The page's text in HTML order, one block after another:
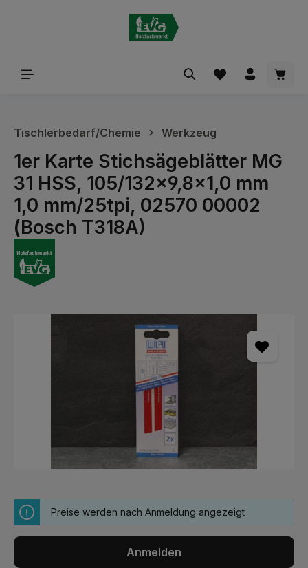
Tischlerbedarf/Chemie Werkzeug
1er Karte Stichsägeblätter MG
31 HSS, 105/132x9,8x1,0 mm
1,0 mm/25tpi, 02570 00002
(Bosch T318A)
Preise werden nach Anmeldung angezeigt
Anmelden